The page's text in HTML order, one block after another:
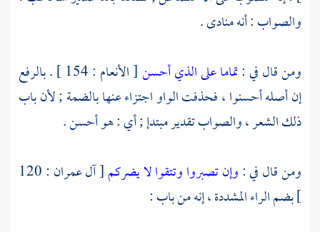
والصواب : أنه منادى .
ومن قال في :تماما على الذي أحسن
[ الأنعام : 154 ] . بالرفع
إن أصله أحسنوا ، فحذفت الواو اجتزاء عنها بالضمة ; لأن باب
ذلك الشعر ، والصواب تقدير مبتدإ ; أي : هو أحسن .
ومن قال في :وإن تصبروا وتتقوا لا يضركم
[ آل عمران : 120
] بضم الراء المشددة ، إنه من باب :